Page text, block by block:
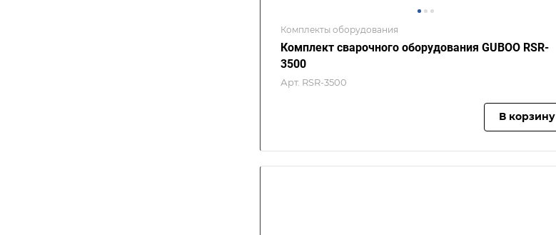
Комплекты оборудования
Комплект сварочного оборудования GUBOO RSR-
3500
Арт. RSR-3500
В корзину